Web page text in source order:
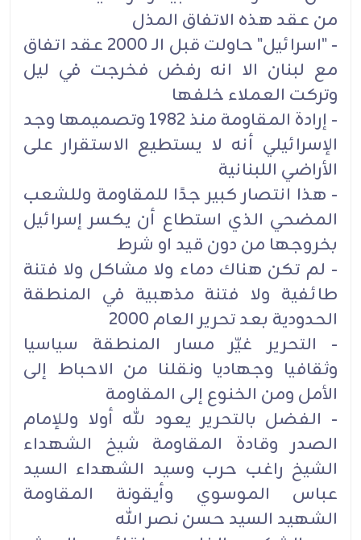
من عقد هذه الاتفاق المذل
- "اسرائيل" حاولت قبل الـ 2000 عقد اتفاق
مع لبنان الا انه رفض فخرجت في ليل
وتركت العملاء خلفها
- إرادة المقاومة منذ 1982 وتصميمها وجد
الإسرائيلي أنه لا يستطيع الاستقرار على
الأراضي اللبنانية
- هذا انتصار كبير جدًا للمقاومة وللشعب
المضحي الذي استطاع أن يكسر إسرائيل
بخروجها من دون قيد او شرط
- لم تكن هناك دماء ولا مشاكل ولا فتنة
طائفية ولا فتنة مذهبية في المنطقة
الحدودية بعد تحرير العام 2000
- التحرير غيّر مسار المنطقة سياسيا
وثقافيا وجهاديا ونقلنا من الاحباط إلى
الأمل ومن الخنوع إلى المقاومة
- الفضل بالتحرير يعود لله أولا وللإمام
الصدر وقادة المقاومة شيخ الشهداء
الشيخ راغب حرب وسيد الشهداء السيد
عباس الموسوي وأيقونة المقاومة
الشهيد السيد حسن نصر الله